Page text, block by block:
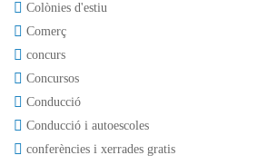
Colònies d'estiu
Comerç
concurs
Concursos
Conducció
Conducció i autoescoles
conferències i xerrades gratis